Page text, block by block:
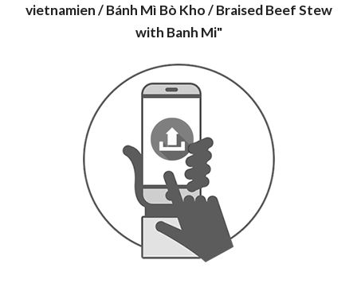
vietnamien / Bánh Mì Bò Kho / Braised Beef Stew
with Banh Mi"